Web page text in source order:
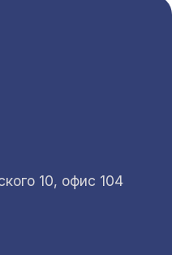
10, офис 104